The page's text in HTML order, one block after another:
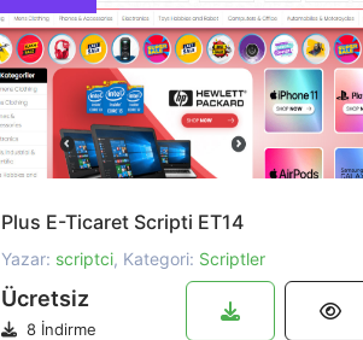
Plus E-Ticaret Scripti ET14
Yazar: scriptci, Kategori: Scriptler
Ücretsiz
8 İndirme